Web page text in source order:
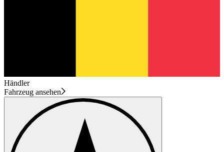
Händler
Fahrzeug ansehen